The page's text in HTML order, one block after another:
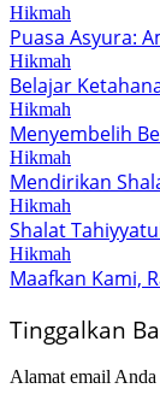
Hikmah
Puasa Asyura:
Hikmah
Belajar
Hikmah
Menyembelih
Hikmah
Mendirikan
Hikmah
Shalat
Hikmah
Maafkan Kami,
Tinggalkan
Alamat email